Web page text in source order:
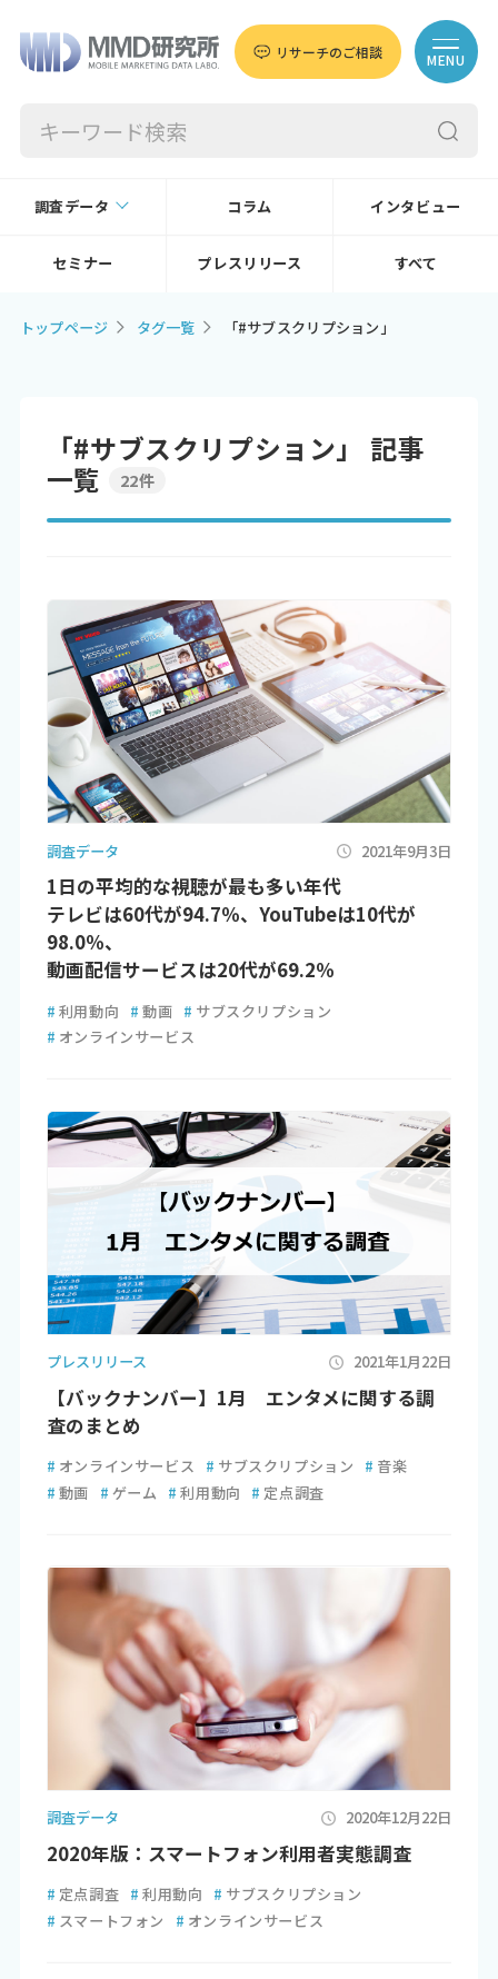
リサーチのご相談 MENU
調査データ コラム インタビュー
セミナー プレスリリース すべて
トップページ タグ一覧 「#サブスクリプション」
「#サブスクリプション」 記事
一覧
22件
調査データ 2021年9月3日
1日の平均的な視聴が最も多い年代
テレビは60代が94.7％、YouTubeは10代が
98.0％、
動画配信サービスは20代が69.2％
# 利用動向 # 動画 # サブスクリプション
# オンラインサービス
プレスリリース 2021年1月22日
【バックナンバー】1月 エンタメに関する調
査のまとめ
# オンラインサービス # サブスクリプション # 音楽
# 動画 # ゲーム # 利用動向 # 定点調査
調査データ 2020年12月22日
2020年版：スマートフォン利用者実態調査
# 定点調査 # 利用動向 # サブスクリプション
# スマートフォン # オンラインサービス